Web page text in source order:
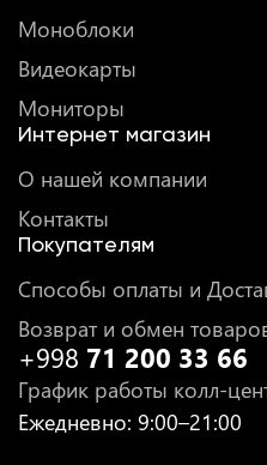
Моноблоки
Видеокарты
Мониторы
Интернет магазин
О нашей компании
Контакты
Покупателям
Способы оплаты и
Возврат и обмен
+998 71 200 33 66
График работы колл-
Ежедневно: 9:00–21:00